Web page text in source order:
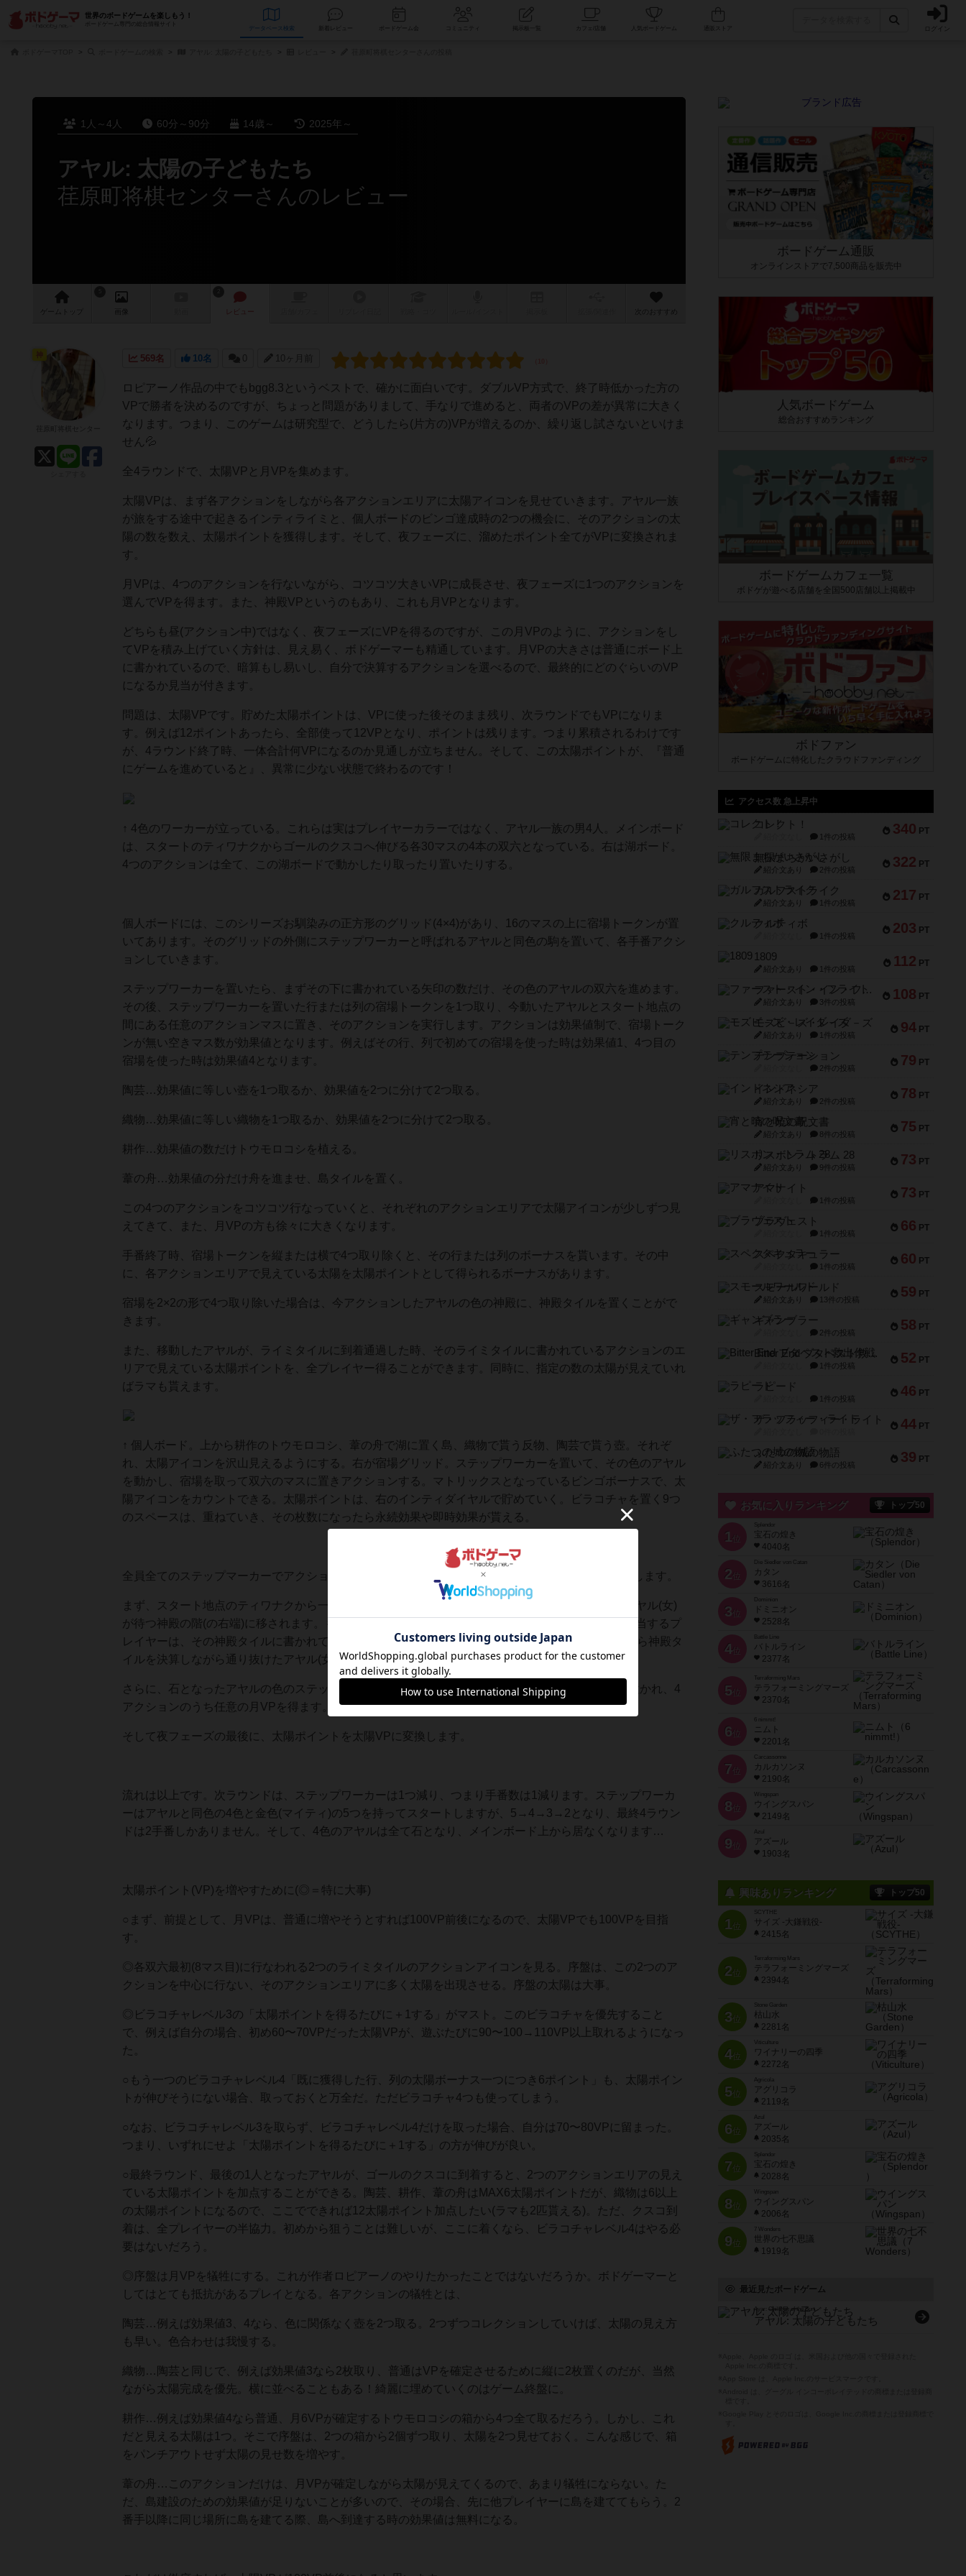
世界のボードゲームを楽しもう！
ボードゲーム専門の総合情報サイト
データベース コミュニティ 人気ボードゲーム ログイン
1人～4人 60分～90分 14歳～ 2025年～
アヤル: 太陽の子どもたち
荏原町将棋センターさんのレビュー
ゲーム 画像 レビュー 次のおすすめ
569名 10名 0 10ヶ月前
ロピアーノ作品の中でもbgg8.3というベストで、確かに面白いです。ダブルVP方式で、終了時低かった方の
VPで勝者を決めるのですが、ちょっと問題がありまして、手なりで進めると、両者のVPの差が異常に大きく
なります。つまり、このゲームは研究型で、どうしたら(片方の)VPが増えるのか、繰り返し試さないといけま
せん💦
全4ラウンドで、太陽VPと月VPを集めます。
太陽VPは、まず各アクションをしながら各アクションエリアに太陽アイコンを見せていきます。アヤル一族
が旅をする途中で起きるインティライミと、個人ボードのビンゴ達成時の2つの機会に、そのアクションの太
陽の数を数え、太陽ポイントを獲得します。そして、夜フェーズに、溜めたポイント全てがVPに変換されま
す。
月VPは、4つのアクションを行ないながら、コツコツ大きいVPに成長させ、夜フェーズに1つのアクションを
選んでVPを得ます。また、神殿VPというのもあり、これも月VPとなります。
どちらも昼(アクション中)ではなく、夜フェーズにVPを得るのですが、この月VPのように、アクションをし
てVPを積み上げていく方針は、見え易く、ボドゲーマーも精通しています。月VPの大きさは普通にボード上
に書かれているので、暗算もし易いし、自分で決算するアクションを選べるので、最終的にどのぐらいのVP
になるか見当が付きます。
問題は、太陽VPです。貯めた太陽ポイントは、VPに使った後そのまま残り、次ラウンドでもVPになりま
す。例えば12ポイントあったら、全部使って12VPとなり、ポイントは残ります。つまり累積されるわけです
が、4ラウンド終了時、一体合計何VPになるのか見通しが立ちません。そして、この太陽ポイントが、『普通
にゲームを進めていると』、異常に少ない状態で終わるのです！
↑ 4色のワーカーが立っている。これらは実はプレイヤーカラーではなく、アヤル一族の男4人。メインボード
は、スタートのティワナクからゴールのクスコへ伸びる各30マスの4本の双六となっている。右は湖ボード。
4つのアクションは全て、この湖ボードで動かしたり取ったり置いたりする。
個人ボードには、このシリーズお馴染みの正方形のグリッド(4×4)があり、16のマスの上に宿場トークンが置
いてあります。そのグリッドの外側にステップワーカーと呼ばれるアヤルと同色の駒を置いて、各手番アクシ
ョンしていきます。
ステップワーカーを置いたら、まずその下に書かれている矢印の数だけ、その色のアヤルの双六を進めます。
その後、ステップワーカーを置いた行または列の宿場トークンを1つ取り、今動いたアヤルとスタート地点の
間にある任意のアクションマスに置き、そのアクションを実行します。アクションは効果値制で、宿場トーク
ンが無い空きマス数が効果値となります。例えばその行、列で初めての宿場を使った時は効果値1、4つ目の
宿場を使った時は効果値4となります。
陶芸…効果値に等しい壺を1つ取るか、効果値を2つに分けて2つ取る。
織物…効果値に等しい織物を1つ取るか、効果値を2つに分けて2つ取る。
耕作…効果値の数だけトウモロコシを植える。
葦の舟…効果値の分だけ舟を進ませ、島タイルを置く。
この4つのアクションをコツコツ行なっていくと、それぞれのアクションエリアで太陽アイコンが少しずつ見
えてきて、また、月VPの方も徐々に大きくなります。
手番終了時、宿場トークンを縦または横で4つ取り除くと、その行または列のボーナスを貰います。その中
に、各アクションエリアで見えている太陽を太陽ポイントとして得られるボーナスがあります。
宿場を2×2の形で4つ取り除いた場合は、今アクションしたアヤルの色の神殿に、神殿タイルを置くことがで
きます。
また、移動したアヤルが、ライミタイルに到着通過した時、そのライミタイルに書かれているアクションのエ
リアで見えている太陽ポイントを、全プレイヤー得ることができます。同時に、指定の数の太陽が見えていれ
ばラマも貰えます。
↑ 個人ボード。上から耕作のトウモロコシ、葦の舟で湖に置く島、織物で貰う反物、陶芸で貰う壺。それぞ
れ、太陽アイコンを沢山見えるようにする。右が宿場グリッド。ステップワーカーを置いて、その色のアヤル
を動かし、宿場を取って双六のマスに置きアクションする。マトリックスとなっているビンゴボーナスで、太
陽アイコンをカウントできる。太陽ポイントは、右のインティダイヤルで貯めていく。ビラコチャを置く9つ
のスペースは、重ねていき、その枚数になったら永続効果や即時効果が貰える。
全員全てのステップマーカーでアクションをし終わると夜フェーズに入り、ここで初めてVPを獲得します。
まず、スタート地点のティワナクから一番移動しなかった色のアヤル(男)が、石となり、同じ色のアヤル(女)
が待つ神殿の階(の右端)に移されます。もしその色の神殿の階に、神殿タイルが置かれていれば、該当するプ
レイヤーは、その神殿タイルに書かれているアクションの月VPが決算され、VPを貰います。左端から神殿タ
イルを決算しながら通り抜けたアヤル(女)は、ここでアヤル(男)と感動的な再会をします💦
さらに、石となったアヤルの色のステップワーカーは、個人ボードの月スロットに、お墓のように置かれ、4
アクションのうち任意の月VPを得ます。
そして夜フェーズの最後に、太陽ポイントを太陽VPに変換します。
流れは以上です。次ラウンドは、ステップワーカーは1つ減り、つまり手番数は1減ります。ステップワーカ
ーはアヤルと同色の4色と金色(マイティ)の5つを持ってスタートしますが、5→4→3→2となり、最終4ラウン
ドは2手番しかありません。そして、4色のアヤルは全て石となり、メインボード上から居なくなります…
太陽ポイント(VP)を増やすために(◎＝特に大事)
○まず、前提として、月VPは、普通に増やそうとすれば100VP前後になるので、太陽VPでも100VPを目指
す。
◎各双六最初(8マス目)に行なわれる2つのライミタイルのアクションアイコンを見る。序盤は、この2つのア
クションを中心に行ない、そのアクションエリアに多く太陽を出現させる。序盤の太陽は大事。
◎ビラコチャレベル3の「太陽ポイントを得るたびに＋1する」がマスト。このビラコチャを優先すること
で、例えば自分の場合、初め60〜70VPだった太陽VPが、遊ぶたびに90〜100→110VP以上取れるようになっ
た。
○もう一つのビラコチャレベル4「既に獲得した行、列の太陽ボーナス一つにつき6ポイント」も、太陽ポイン
トが伸びそうにない場合、取っておくと万全だ。ただビラコチャ4つも使ってしまう。
○なお、ビラコチャレベル3を取らず、ビラコチャレベル4だけを取った場合、自分は70〜80VPに留まった。
つまり、いずれにせよ「太陽ポイントを得るたびに＋1する」の方が伸びが良い。
○最終ラウンド、最後の1人となったアヤルが、ゴールのクスコに到着すると、2つのアクションエリアの見え
ている太陽ポイントを加点することができる。陶芸、耕作、葦の舟はMAX6太陽ポイントだが、織物は6以上
の太陽ポイントになるので、ここでできれば12太陽ポイント加点したい(ラマも2匹貰える)。ただ、クスコ到
着は、全プレイヤーの半協力。初めから狙うことは難しいが、ここに着くなら、ビラコチャレベル4はやる必
要はないだろう。
◎序盤は月VPを犠牲にする。これが作者ロピアーノのやりたかったことではないだろうか。ボドゲーマーと
してはとても抵抗があるプレイとなる。各アクションの犠牲とは、
陶芸…例えば効果値3、4なら、色に関係なく壺を2つ取る。2つずつコレクションしていけば、太陽の見え方
も早い。色合わせは我慢する。
織物…陶芸と同じで、例えば効果値3なら2枚取り、普通はVPを確定させるために縦に2枚置くのだが、当然
ながら太陽完成を優先。横に並べることもある！綺麗に埋めていくのはゲーム終盤に。
耕作…例えば効果値4なら普通、月6VPが確定するトウモロコシの箱から4つ全て取るだろう。しかし、これ
だと見える太陽は1つ。そこで序盤は、2つの箱から2個ずつ取り、太陽を2つ見せておく。こんな感じで、箱
をパンチアウトせず太陽の見せ数を増やす。
葦の舟…このアクションだけは、月VPが確定しながら太陽が見えてくるので、あまり犠牲にならない。た
だ、島建設のための効果値が足りないことが多いので、その場合、先に他プレイヤーに島を建ててもらう。2
番手以降に同じ場所に島を建てる際、島へ到達する時の効果値は無料になる。
ボードゲーム通販
オンラインストアで7,500商品を販売中
人気ボードゲーム
総合おすすめランキング
ボードゲームカフェ一覧
ボドゲが遊べる店舗を全国500店舗以上掲載中
ボドファン
ボードゲームに特化したクラウドファンディング
アクセス数 急上昇中
340 PT
コレクト！
1件の投稿
322 PT
無限まちがいさがし
紹介文あり 2件の投稿
217 PT
ガルフストライク
紹介文あり 1件の投稿
203 PT
クルティボ
1件の投稿
112 PT
1809
紹介文あり 1件の投稿
108 PT
ファースト・イン・フライト
紹介文あり 3件の投稿
94 PT
モズビ－ズ・レイダ－ズ
紹介文あり 1件の投稿
79 PT
テンプテーション
2件の投稿
78 PT
インドネシア
紹介文あり 2件の投稿
75 PT
宵と暁の呪文書
紹介文あり 8件の投稿
73 PT
リスボン・トラム 28
紹介文あり 9件の投稿
73 PT
アマナイト
1件の投稿
66 PT
ブラヴェスト
1件の投稿
60 PT
スペクタキュラー
1件の投稿
59 PT
スモールワールド
紹介文あり 13件の投稿
58 PT
ギャンブラー
2件の投稿
52 PT
Bitter End ブタペスト救出作戦
1件の投稿
46 PT
ラピード
1件の投稿
44 PT
ザ・フラッフィー・ライト
39 PT
ふたつの城の物語
紹介文あり 6件の投稿
お気に入りランキング トップ50
1 位
宝石の煌き
4040名
2 位
Die Siedler von Catan
カタン
3616名
3 位
ドミニオン
2528名
4位
Battle Line
バトルライン
2377名
5 位
Terraforming Mars
テラフォーミングマーズ
2370名
6 位
ニムト
2201名
7 位
Carcassonne
カルカソンヌ
2190名
8 位
Wingspan
ウイングスパン
2149名
9 位
Azul
アズール
1903名
興味ありランキング トップ50
1位
SCYTHE
サイズ -大鎌戦役-
2415名
2位
Terraforming Mars
テラフォーミングマーズ
2394名
3位
Stone Garden
枯山水
2281名
4位
Viticulture
ワイナリーの四季
2272名
5位
Agricola
アグリコラ
2119名
6位
Azul
アズール
2035名
7位
宝石の煌き
2028名
8位
Wingspan
ウイングスパン
2006名
9位
7 Wonders
世界の七不思議
1919名
最近見たボードゲーム
Ayar: Children of the Sun
アヤル: 太陽の子どもたち